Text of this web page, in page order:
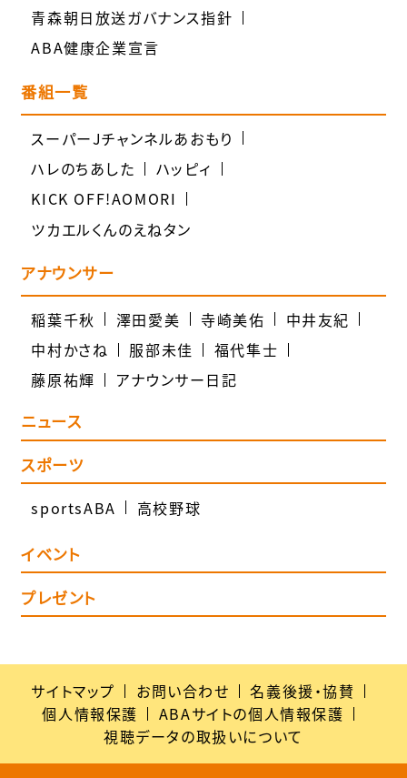
青森朝日放送ガバナンス指針
ABA健康企業宣言
番組一覧
スーパーJチャンネルあおもり
ハレのちあした
ハッピィ
KICK OFF!AOMORI
ツカエルくんのえねタン
アナウンサー
稲葉千秋 澤田愛美 寺崎美佑
中井友紀
中村かさね
服部未佳
福代隼士
藤原祐輝
アナウンサー日記
ニュース
スポーツ
sportsABA 高校野球
イベント
プレゼント
サイトマップ お問い合わせ
名義後援・協賛
個人情報保護
ABAサイトの個人情報保護
視聴データの取扱いについて